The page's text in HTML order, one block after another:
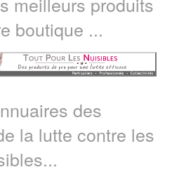
boutique ...
des
la lutte contre les